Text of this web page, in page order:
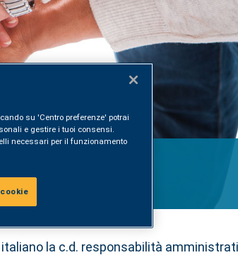
la c.d. responsabilità
su 'Centro preferenze' potrai
e gestire i tuoi consensi.
necessari per il funzionamento